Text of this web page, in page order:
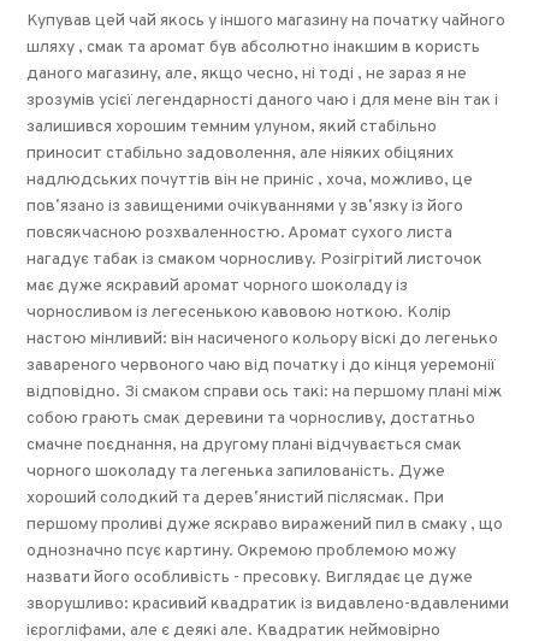
Купував цей чай якось у іншого магазину на початку чайного
шляху , смак та аромат був абсолютно інакшим в користь
даного магазину, але, якщо чесно, ні тоді , не зараз я не
зрозумів усієї легендарності даного чаю і для мене він так і
залишився хорошим темним улуном, який стабільно
приносит стабільно задоволення, але ніяких обіцяних
надлюдських почуттів він не приніс , хоча, можливо, це
повʼязано із завищеними очікуваннями у звʼязку із його
повсякчасною розхваленностю. Аромат сухого листа
нагадує табак із смаком чорносливу. Розігрітий листочок
має дуже яскравий аромат чорного шоколаду із
чорносливом із легесенькою кавовою ноткою. Колір
настою мінливий: він насиченого кольору віскі до легенько
завареного червоного чаю від початку і до кінця уеремонії
відповідно. Зі смаком справи ось такі: на першому плані між
собою грають смак деревини та чорносливу, достатньо
смачне поєднання, на другому плані відчувається смак
чорного шоколаду та легенька запилованість. Дуже
хороший солодкий та деревʼянистий післясмак. При
першому проливі дуже яскраво виражений пил в смаку , що
однозначно псує картину. Окремою проблемою можу
назвати його особливість - пресовку. Виглядає це дуже
зворушливо: красивий квадратик із видавлено-вдавленими
ієрогліфами, але є деякі але. Квадратик неймовірно